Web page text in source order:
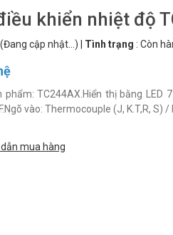
khiển nhiệt độ
(Đang cập nhật...) Tình trạng : Còn
phẩm: TC244AX.Hiển thị bằng LED
vào: Thermocouple (J, K.T,R, S) /
mua hàng